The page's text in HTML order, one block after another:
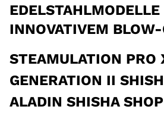
INNOVATIVEM
STEAMULATION PRO
GENERATION II
ALADIN SHISHA